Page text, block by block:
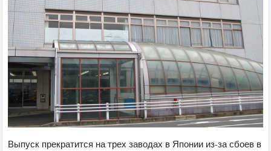
Выпуск прекратится на трех заводах в Японии из-за сбоев в